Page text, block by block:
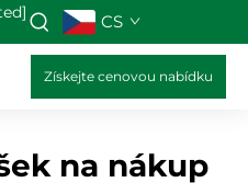
CS
Získejte cenovou nabídku
na nákup